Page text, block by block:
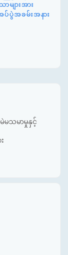
များအား
ပ်ပွဲအခမ်းအနား
မသမာမှုနှင့်